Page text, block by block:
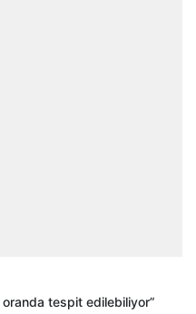
oranda tespit edilebiliyor”